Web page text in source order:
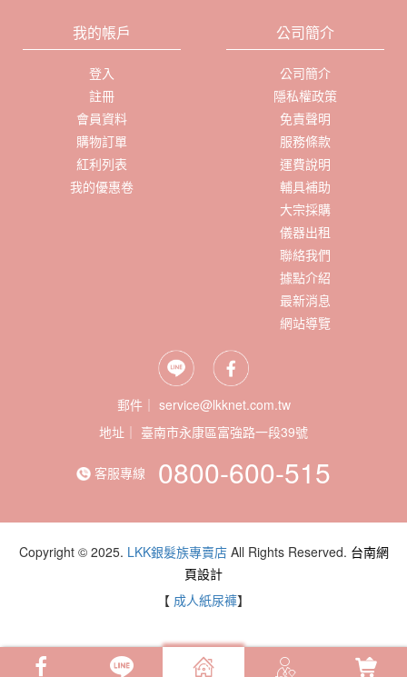
我的帳戶
登入
註冊
會員資料
購物訂單
紅利列表
我的優惠卷
公司簡介
公司簡介
隱私權政策
免責聲明
服務條款
運費說明
輔具補助
大宗採購
儀器出租
聯絡我們
據點介紹
最新消息
網站導覽
郵件｜ service@lkknet.com.tw
地址｜
客服專線 0800-600-515
Copyright © 2025. LKK銀髮族專賣店All Rights Reserved. 台南網
頁設計
【 成人紙尿褲】